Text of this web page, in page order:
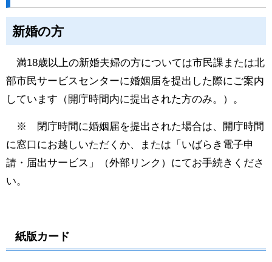
新婚の方
満18歳以上の新婚夫婦の方については市民課または北
部市民サービスセンターに婚姻届を提出した際にご案内
しています（開庁時間内に提出された方のみ。）。
※ 閉庁時間に婚姻届を提出された場合は、開庁時間
に窓口にお越しいただくか、または「 いばらき電子申
請・ 届出サービス 」（外部リンク）にてお手続きくださ
い。
紙版カード